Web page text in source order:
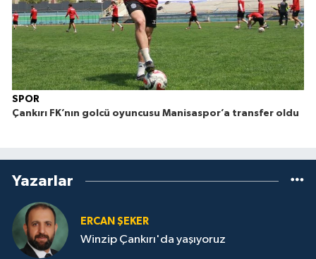
SPOR
Çankırı FK’nın golcü oyuncusu Manisaspor’a transfer oldu
Yazarlar
ERCAN ŞEKER
Winzip Çankırı'da yaşıyoruz